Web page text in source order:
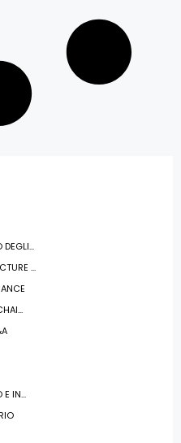
...
IN...